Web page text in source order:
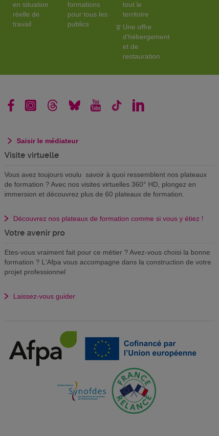
en situation
réelle de
travail
formations
pour tous les
publics
tout le
territoire
Une offre
d'hébergement
et de
restauration
Saisir le médiateur
Visite virtuelle
Vous avez toujours voulu savoir à quoi ressemblent nos plateaux
de formation ? Avec nos visites virtuelles 360° HD, plongez en
immersion et découvrez plus de 60 plateaux de formation.
Découvrez nos plateaux de formation comme si vous y étiez !
Votre avenir pro
Etes-vous vraiment fait pour ce métier ? Avez-vous choisi la bonne
formation ? L'Afpa vous accompagne dans la construction de votre
projet professionnel
Laissez-vous guider